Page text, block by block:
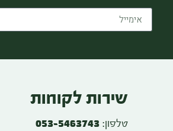
שירות לקוחות
טלפון: 053-5463743